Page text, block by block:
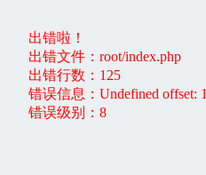
出错啦！
出错文件：root/index.php
出错行数：125
错误信息：Undefined offset: 1
错误级别：8